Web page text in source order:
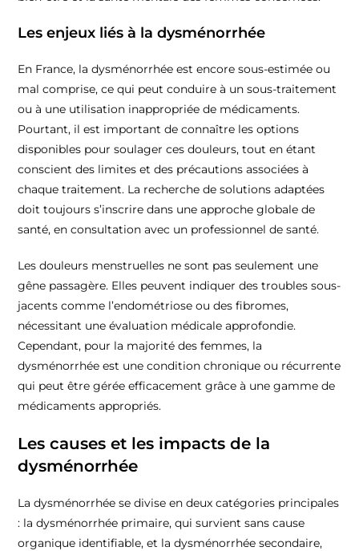
Les enjeux liés à la dysménorrhée
En France, la dysménorrhée est encore sous-estimée ou
mal comprise, ce qui peut conduire à un sous-traitement
ou à une utilisation inappropriée de médicaments.
Pourtant, il est important de connaître les options
disponibles pour soulager ces douleurs, tout en étant
conscient des limites et des précautions associées à
chaque traitement. La recherche de solutions adaptées
doit toujours s’inscrire dans une approche globale de
santé, en consultation avec un professionnel de santé.
Les douleurs menstruelles ne sont pas seulement une
gêne passagère. Elles peuvent indiquer des troubles sous-
jacents comme l’endométriose ou des fibromes,
nécessitant une évaluation médicale approfondie.
Cependant, pour la majorité des femmes, la
dysménorrhée est une condition chronique ou récurrente
qui peut être gérée efficacement grâce à une gamme de
médicaments appropriés.
Les causes et les impacts de la
dysménorrhée
La dysménorrhée se divise en deux catégories principales
: la dysménorrhée primaire, qui survient sans cause
organique identifiable, et la dysménorrhée secondaire,